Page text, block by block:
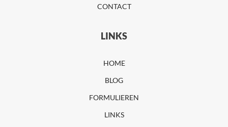
CONTACT
LINKS
HOME
BLOG
FORMULIEREN
LINKS